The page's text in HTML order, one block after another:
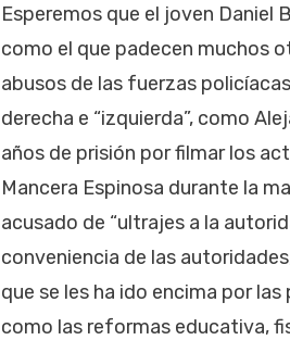
Esperemos que el joven Daniel
como el que padecen muchos
abusos de las fuerzas
derecha e “izquierda”, como
años de prisión por filmar los
Mancera Espinosa durante la
acusado de “ultrajes a la
conveniencia de las
que se les ha ido encima por
como las reformas educativa,